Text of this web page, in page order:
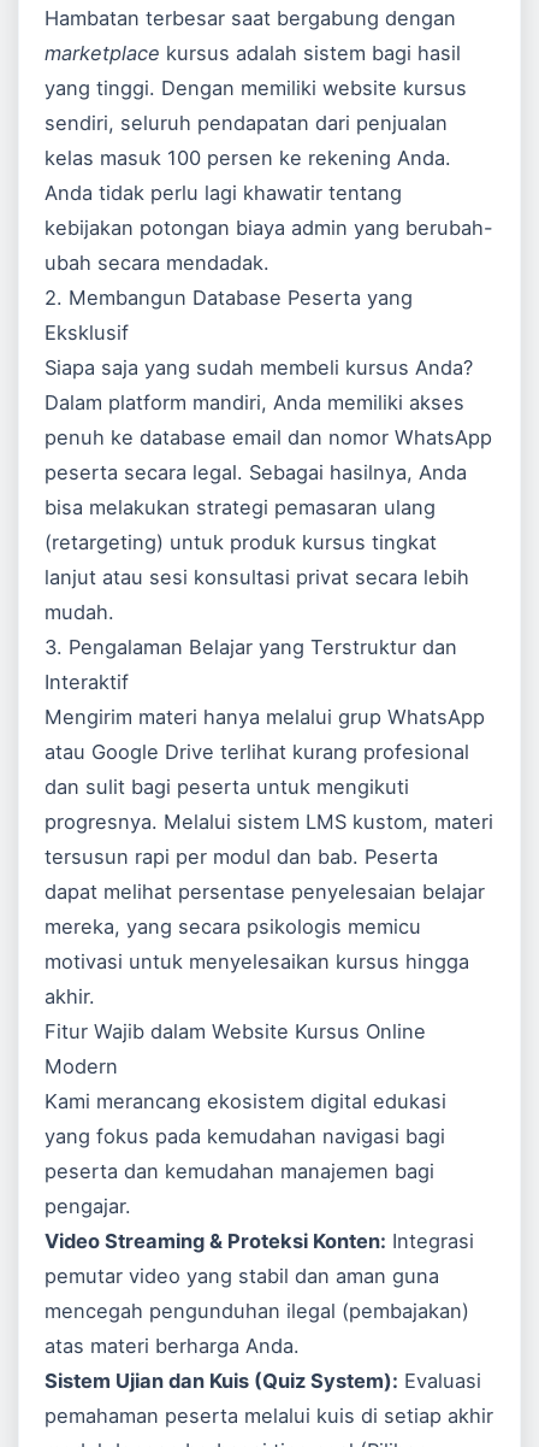
Hambatan terbesar saat bergabung dengan
marketplace kursus adalah sistem bagi hasil
yang tinggi. Dengan memiliki website kursus
sendiri, seluruh pendapatan dari penjualan
kelas masuk 100 persen ke rekening Anda.
Anda tidak perlu lagi khawatir tentang
kebijakan potongan biaya admin yang berubah-
ubah secara mendadak.
2. Membangun Database Peserta yang
Eksklusif
Siapa saja yang sudah membeli kursus Anda?
Dalam platform mandiri, Anda memiliki akses
penuh ke database email dan nomor WhatsApp
peserta secara legal. Sebagai hasilnya, Anda
bisa melakukan strategi pemasaran ulang
(retargeting) untuk produk kursus tingkat
lanjut atau sesi konsultasi privat secara lebih
mudah.
3. Pengalaman Belajar yang Terstruktur dan
Interaktif
Mengirim materi hanya melalui grup WhatsApp
atau Google Drive terlihat kurang profesional
dan sulit bagi peserta untuk mengikuti
progresnya. Melalui sistem LMS kustom, materi
tersusun rapi per modul dan bab. Peserta
dapat melihat persentase penyelesaian belajar
mereka, yang secara psikologis memicu
motivasi untuk menyelesaikan kursus hingga
akhir.
Fitur Wajib dalam Website Kursus Online
Modern
Kami merancang ekosistem digital edukasi
yang fokus pada kemudahan navigasi bagi
peserta dan kemudahan manajemen bagi
pengajar.
Video Streaming & Proteksi Konten: Integrasi
pemutar video yang stabil dan aman guna
mencegah pengunduhan ilegal (pembajakan)
atas materi berharga Anda.
Sistem Ujian dan Kuis (Quiz System): Evaluasi
pemahaman peserta melalui kuis di setiap akhir